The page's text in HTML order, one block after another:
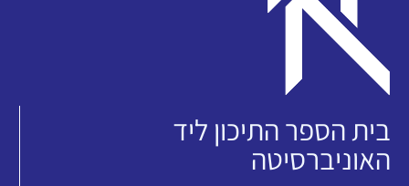
בית הספר התיכון ליד
האוניברסיטה